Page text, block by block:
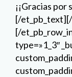
¡¡Gracias
[/
[/
type=»1_3″